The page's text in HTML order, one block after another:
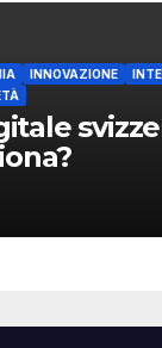
INNOVAZIONE